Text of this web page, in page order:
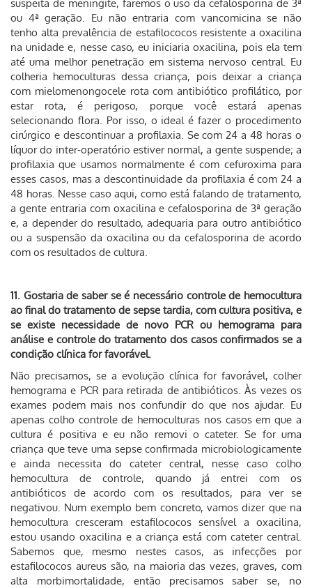
suspeita de meningite, faremos o uso da cefalosporina de 3ª
ou 4ª geração. Eu não entraria com vancomicina se não
tenho alta prevalência de estafilococos resistente a oxacilina
na unidade e, nesse caso, eu iniciaria oxacilina, pois ela tem
até uma melhor penetração em sistema nervoso central. Eu
colheria hemoculturas dessa criança, pois deixar a criança
com mielomenongocele rota com antibiótico profilático, por
estar rota, é perigoso, porque você estará apenas
selecionando flora. Por isso, o ideal é fazer o procedimento
cirúrgico e descontinuar a profilaxia. Se com 24 a 48 horas o
líquor do inter-operatório estiver normal, a gente suspende; a
profilaxia que usamos normalmente é com cefuroxima para
esses casos, mas a descontinuidade da profilaxia é com 24 a
48 horas. Nesse caso aqui, como está falando de tratamento,
a gente entraria com oxacilina e cefalosporina de 3ª geração
e, a depender do resultado, adequaria para outro antibiótico
ou a suspensão da oxacilina ou da cefalosporina de acordo
com os resultados de cultura.
11. Gostaria de saber se é necessário controle de hemocultura
ao final do tratamento de sepse tardia, com cultura positiva, e
se existe necessidade de novo PCR ou hemograma para
análise e controle do tratamento dos casos confirmados se a
condição clínica for favorável.
Não precisamos, se a evolução clínica for favorável, colher
hemograma e PCR para retirada de antibióticos. Às vezes os
exames podem mais nos confundir do que nos ajudar. Eu
apenas colho controle de hemoculturas nos casos em que a
cultura é positiva e eu não removi o cateter. Se for uma
criança que teve uma sepse confirmada microbiologicamente
e ainda necessita do cateter central, nesse caso colho
hemocultura de controle, quando já entrei com os
antibióticos de acordo com os resultados, para ver se
negativou. Num exemplo bem concreto, vamos dizer que na
hemocultura cresceram estafilococos sensível a oxacilina,
estou usando oxacilina e a criança está com cateter central.
Sabemos que, mesmo nestes casos, as infecções por
estafilococos aureus são, na maioria das vezes, graves, com
alta morbimortalidade, então precisamos saber se, no